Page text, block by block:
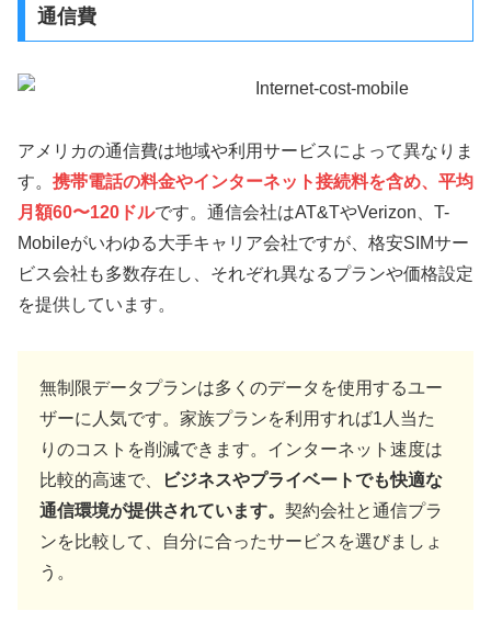
通信費
アメリカの通信費は地域や利用サービスによって異なりま
す。 携帯電話の料金やインターネット接続料を含め、平均
月額60〜120ドルです。通信会社はAT&TやVerizon、T-
Mobileがいわゆる大手キャリア会社ですが、格安SIMサー
ビス会社も多数存在し、それぞれ異なるプランや価格設定
を提供しています。
無制限データプランは多くのデータを使用するユー
ザーに人気です。家族プランを利用すれば1人当た
りのコストを削減できます。インターネット速度は
比較的高速で、
ビジネスやプライベートでも快適な
通信環境が提供されています。 契約会社と通信プラ
ンを比較して、自分に合ったサービスを選びましょ
う。